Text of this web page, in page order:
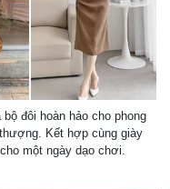
đôi hoàn hảo cho phong
Kết hợp cùng giày
một ngày dạo chơi.